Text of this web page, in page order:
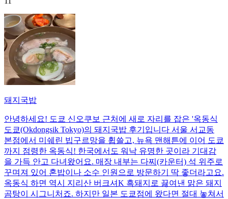
돼지국밥
안녕하세요! 도쿄 신오쿠보 근처에 새로 자리를 잡은 '옥동식
도쿄(Okdongsik Tokyo)의 돼지국밥 후기입니다 서울 서교동
본점에서 미쉐린 빕구르망을 휩쓸고, 뉴욕 맨해튼에 이어 도쿄
까지 점령한 옥동식! 한국에서도 워낙 유명한 곳이라 기대감
을 가득 안고 다녀왔어요. 매장 내부는 다찌(카운터) 석 위주로
꾸며져 있어 혼밥이나 소수 인원으로 방문하기 딱 좋더라고요.
옥동식 하면 역시 지리산 버크셔K 흑돼지로 끓여낸 맑은 돼지
곰탕이 시그니처죠. 하지만 일본 도쿄점에 왔다면 절대 놓쳐서